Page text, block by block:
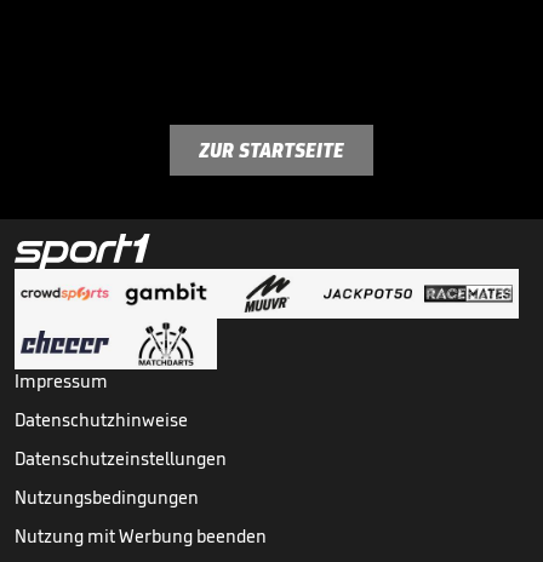
ZUR STARTSEITE
Impressum
Datenschutzhinweise
Datenschutzeinstellungen
Nutzungsbedingungen
Nutzung mit Werbung beenden